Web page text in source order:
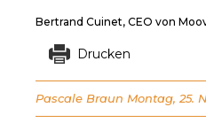
Bertrand Cuinet, CEO von
Drucken
Pascale Braun Montag, 25.